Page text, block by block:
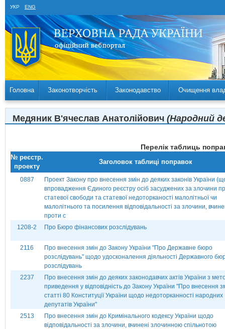
УКР ENG
Головна Законотворчість Законодавство Очищення
Медяник В'ячеслав Анатолійович (Народний
Перелік таблиць
№ реєстр.
проекту
Заголовок таблиці поправок
0887
Проект Закону про внесення змін до деяких законів України
впровадження Єдиного реєстру осіб засуджених за злочини
статевої свободи та статевої недоторканості малолітньої чи
малолітнього та посилення відповідальності за злочини,
проти с
1208-2
Про Бюро фінансових розслідувань
2116
Про внесення змін до Закону України "Про Державне бюро
розслідувань" щодо удосконалення діяльності Державного
розслідувань
2237
Про внесення змін до деяких законодавчих актів України з
приведення у відповідність до Закону України "Про внесення
статті 80 Конституції України щодо недоторканності народних
депутатів України"
2513
Про внесення змін до Кримінального кодексу України щодо
відповідальності за злочини, вчинені злочинною спільнотою